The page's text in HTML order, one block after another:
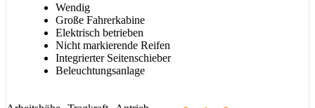
Wendig
Große Fahrerkabine
Elektrisch betrieben
Nicht markierende Reifen
Integrierter Seitenschieber
Beleuchtungsanlage